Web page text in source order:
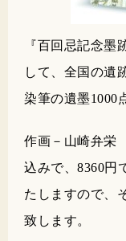
『百回忌記念墨
して、全国の遺
染筆の遺墨1000
作画－山崎弁
込みで、8360円
たしますので、
致します。